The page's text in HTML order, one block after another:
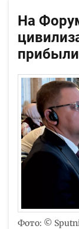
На
прибыли
Фото: ©